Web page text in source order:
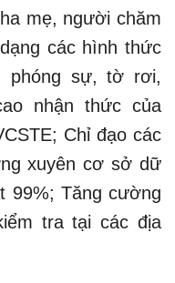
mẹ, người chăm
các hình thức
phóng sự, tờ rơi,
nhận thức của
Chỉ đạo các
xuyên cơ sở dữ
99%; Tăng cường
tra tại các địa